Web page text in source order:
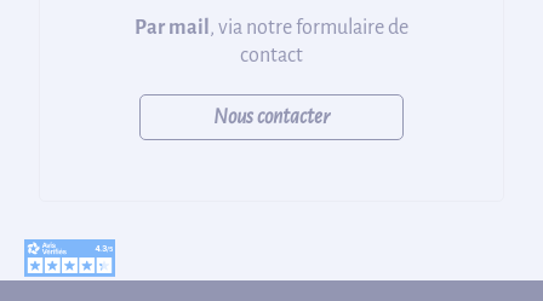
Par mail , via notre formulaire de
contact
Nous contacter